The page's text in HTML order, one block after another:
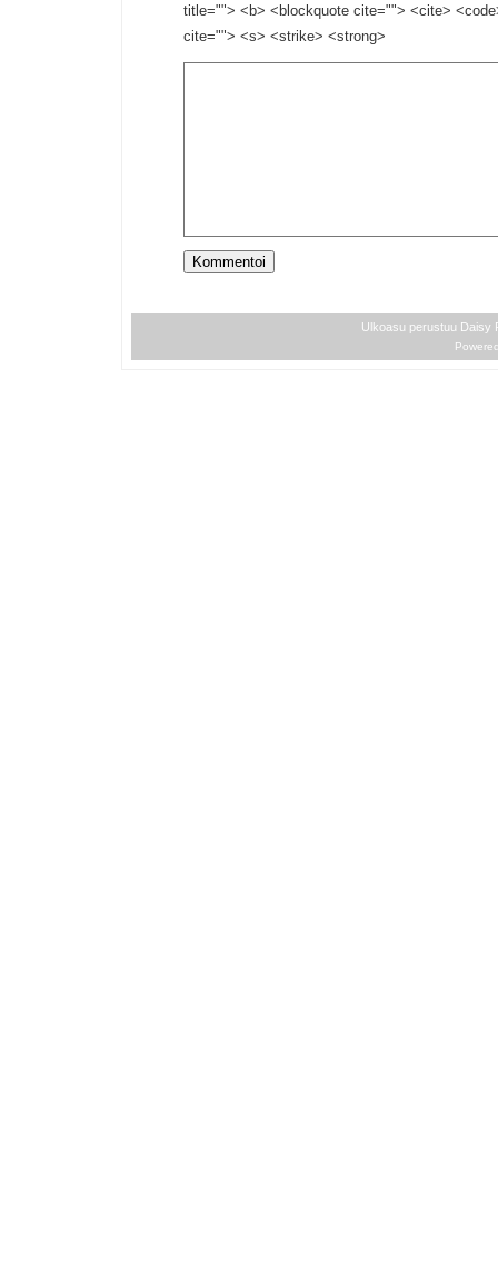
title=""> <b> <blockquote cite=""> <cite>
cite=""> <s> <strike> <strong>
Ulkoasu perustuu